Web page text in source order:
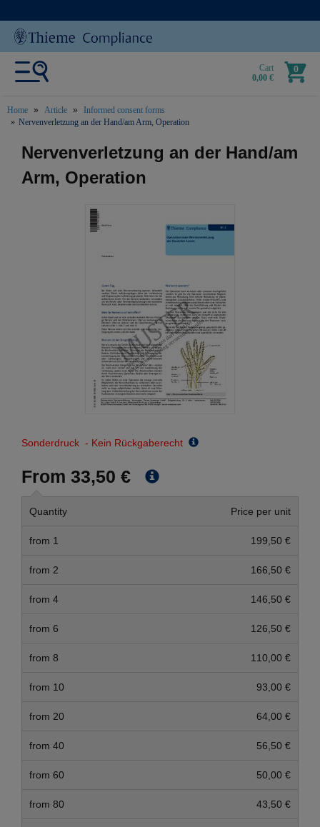
Cart
0,00 €
0
Home Article
Informed consent forms
Nervenverletzung an der Hand/am Arm, Operation
text.skipToContent
text.skipToNavigation
Nervenverletzung an der Hand/am
Arm, Operation
Sonderdruck - Kein Rückgaberecht
From 33,50 €
Quantity Price per unit
from 1 199,50 €
from 2 166,50 €
from 4 146,50 €
from 6 126,50 €
from 8 110,00 €
from 10 93,00 €
from 20 64,00 €
from 40 56,50 €
from 60 50,00 €
from 80 43,50 €